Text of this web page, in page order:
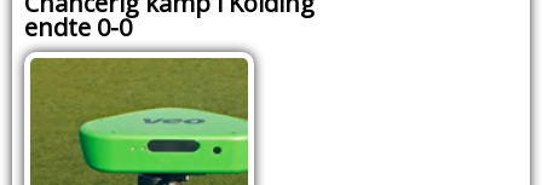
endte 0-0